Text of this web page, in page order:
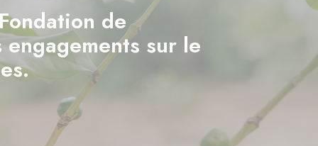
de
sur le